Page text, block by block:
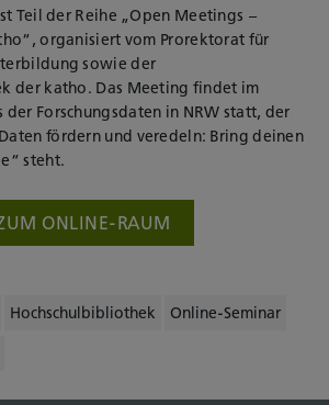
Teil der Reihe „Open Meetings –
organisiert vom Prorektorat für
sowie der
der katho. Das Meeting findet im
der Forschungsdaten in NRW statt, der
fördern und veredeln: Bring deinen
steht.
ONLINE-RAUM
Hochschulbibliothek Online-Seminar